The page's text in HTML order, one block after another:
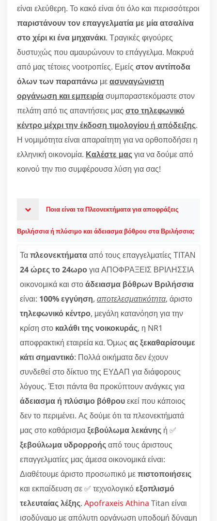
είναι ελεύθερη. Το κακό είναι ότι όλο και περισσότεροι
παριστάνουν τον επαγγελματία με μία ατσαλίνα
στο χέρι κι ένα μηχανάκι. Τραγικές φιγούρες
δυστυχώς που αμαυρώνουν το επάγγελμα. Μακρυά
από μας τέτοιες νοοτροπίες. Εμείς στον αντίποδα
όλων των παραπάνω μεασυναγώνιστη
οργάνωση και εμπειρίασυμπαραστεκόμαστε στον
πελάτη από τις απαντήσεις μας στο τηλεφωνικό
κέντρο μέχρι την έκδοση τιμολογίου ή απόδειξης.
Η νομιμότητα είναι απαραίτητη για να ορθοποδήσει η
ελληνική οικονομία. Καλέστε μαςγια να δούμε από
κοινού την πιο συμφέρουσα λύση για σας!
Ποια είναι τα Πλεονεκτήματα για αποφράξεις
Βριλήσσια ή πλύσιμο και άδειασμα βόθρου στα Βριλήσσια;
Ταπλεονεκτήματααπό τους επαγγελματίες ΤΙΤΑΝ
24 ώρες το 24ωρογια ΑΠΟΦΡΑΞΕΙΣ ΒΡΙΛΗΣΣΙΑ
οικονομικά και στοάδειασμα βόθρων Βριλήσσια
είναι: 100% εγγύηση, αποτελεσματικότητα, άριστο
τηλεφωνικό κέντρο, μεγάλη κατανόηση για την
κρίση στο καλάθι της νοικοκυράς, η NR1
αποφρακτική εταιρεία κα. Όμως ας ξεκαθαρίσουμε
κάτι σημαντικό: Πολλά οικήματα δεν έχουν
συνδεθεί στο δίκτυο της ΕΥΔΑΠ για διάφορους
λόγους. Έτσι πάντα θα προκύπτουν ανάγκες για
άδειασμα ή πλύσιμο βόθρουεκεί που κάποιος
δεν το περιμένει. Ας δούμε ότι τα πλεονεκτήματά
μας στο καθάρισμαξεβούλωμα λεκάνης ή ✅
ξεβούλωμα υδρορροήςαπό τους άριστους
επαγγελματίες μας άμεσα οικονομικά είναι:
Διαθέτουμε άριστο προσωπικό μεπιστοποιήσεις
και εκπαίδευση σε ✅ τεχνολογικόεξοπλισμό
τελευταίας λέξης. Apofraxeis Athina Titan είναι
ισοδύναμο με απόλυτη οργάνωση υποδομή δύναμη